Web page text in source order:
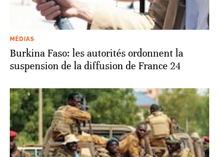
MÉDIAS
Burkina Faso: les autorités ordonnent la
suspension de la diffusion de France 24